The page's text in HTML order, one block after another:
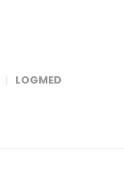
LOGMED